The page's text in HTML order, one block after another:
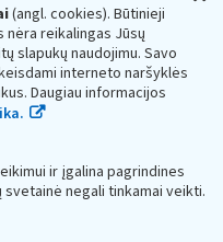
(angl. cookies). Būtinieji
reikalingas Jūsų
slapukų naudojimu. Savo
interneto naršyklės
Daugiau informacijos
ir įgalina pagrindines
negali tinkamai veikti.
— 188659752,
Lietuva, el.paštas:
188659752
prie Lietuvos
ir saugomi Juridinių